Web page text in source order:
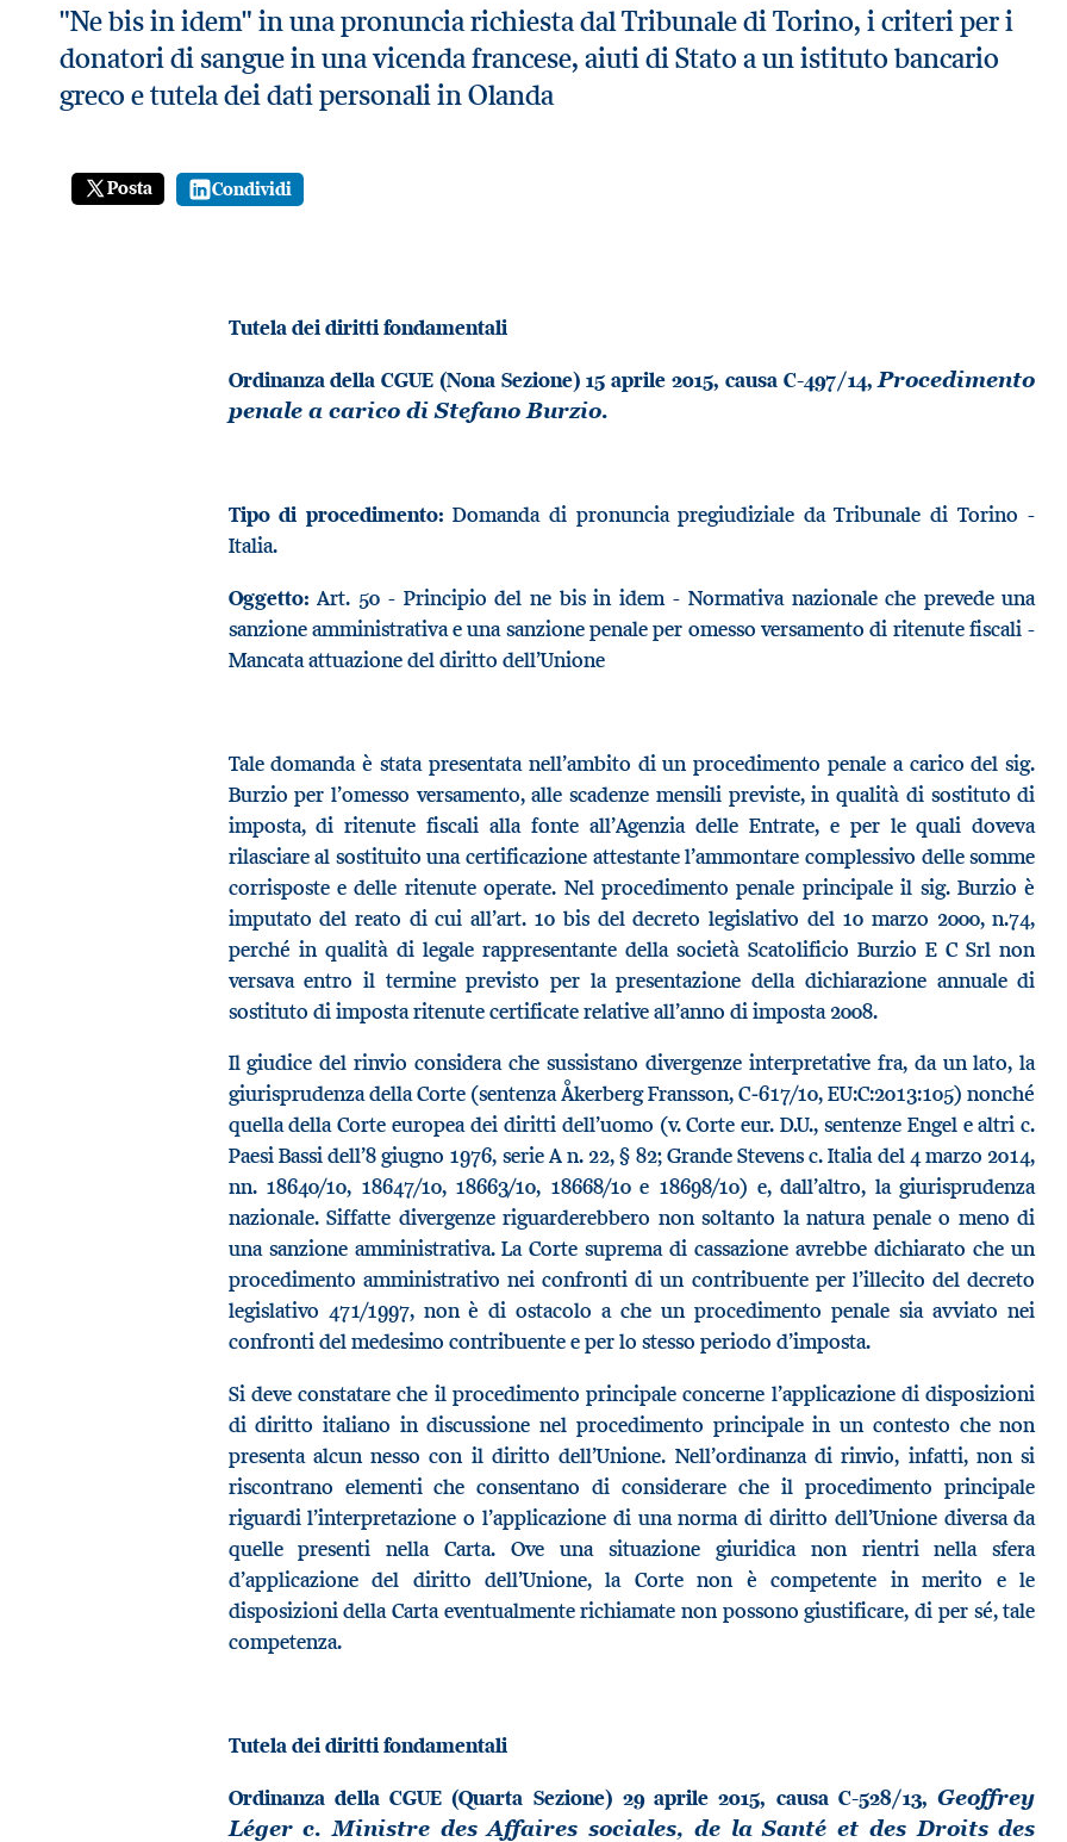
"Ne bis in idem" in una pronuncia richiesta dal Tribunale di Torino, i criteri per i
donatori di sangue in una vicenda francese, aiuti di Stato a un istituto bancario
greco e tutela dei dati personali in Olanda
Posta Condividi
Tutela dei diritti fondamentali
Ordinanza della CGUE (Nona Sezione) 15 aprile 2015, causa C-497/14,Procedimento
penale a carico di Stefano Burzio.
Tipo di procedimento: Domanda di pronuncia pregiudiziale da Tribunale di Torino -
Italia.
Oggetto:Art. 50 - Principio del ne bis in idem - Normativa nazionale che prevede una
sanzione amministrativa e una sanzione penale per omesso versamento di ritenute fiscali -
Mancata attuazione del diritto dell’Unione
Tale domanda è stata presentata nell’ambito di un procedimento penale a carico del sig.
Burzio per l’omesso versamento, alle scadenze mensili previste, in qualità di sostituto di
imposta, di ritenute fiscali alla fonte all’Agenzia delle Entrate, e per le quali doveva
rilasciare al sostituito una certificazione attestante l’ammontare complessivo delle somme
corrisposte e delle ritenute operate. Nel procedimento penale principale il sig. Burzio è
imputato del reato di cui all’art. 10 bis del decreto legislativo del 10 marzo 2000, n.74,
perché in qualità di legale rappresentante della società Scatolificio Burzio E C Srl non
versava entro il termine previsto per la presentazione della dichiarazione annuale di
sostituto di imposta ritenute certificate relative all’anno di imposta 2008.
Il giudice del rinvio considera che sussistano divergenze interpretative fra, da un lato, la
giurisprudenza della Corte (sentenza Åkerberg Fransson, C‑617/10, EU:C:2013:105) nonché
quella della Corte europea dei diritti dell’uomo (v. Corte eur. D.U., sentenze Engel e altri c.
Paesi Bassi dell’8 giugno 1976, serie A n. 22, § 82; Grande Stevens c. Italia del 4 marzo 2014,
nn. 18640/10, 18647/10, 18663/10, 18668/10 e 18698/10) e, dall’altro, la giurisprudenza
nazionale. Siffatte divergenze riguarderebbero non soltanto la natura penale o meno di
una sanzione amministrativa. La Corte suprema di cassazione avrebbe dichiarato che un
procedimento amministrativo nei confronti di un contribuente per l’illecito del decreto
legislativo 471/1997, non è di ostacolo a che un procedimento penale sia avviato nei
confronti del medesimo contribuente e per lo stesso periodo d’imposta.
Si deve constatare che il procedimento principale concerne l’applicazione di disposizioni
di diritto italiano in discussione nel procedimento principale in un contesto che non
presenta alcun nesso con il diritto dell’Unione. Nell’ordinanza di rinvio, infatti, non si
riscontrano elementi che consentano di considerare che il procedimento principale
riguardi l’interpretazione o l’applicazione di una norma di diritto dell’Unione diversa da
quelle presenti nella Carta. Ove una situazione giuridica non rientri nella sfera
d’applicazione del diritto dell’Unione, la Corte non è competente in merito e le
disposizioni della Carta eventualmente richiamate non possono giustificare, di per sé, tale
competenza.
Tutela dei diritti fondamentali
Ordinanza della CGUE (Quarta Sezione) 29 aprile 2015, causa C-528/13,Geoffrey
Léger c. Ministre des Affaires sociales, de la Santé et des Droits des